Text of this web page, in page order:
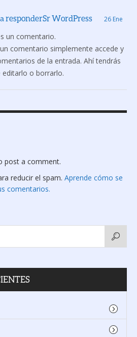
responderSr WordPress 26 Ene
un comentario.
comentario simplemente accede y
de la entrada. Ahí tendrás
editarlo o borrarlo.
post a comment.
reducir el spam. Aprende cómo se
comentarios.